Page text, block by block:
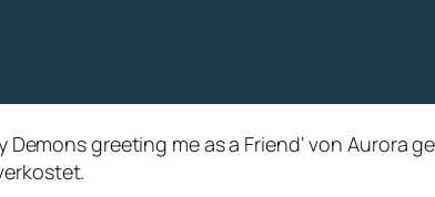
greeting me as a Friend‘ von Aurora